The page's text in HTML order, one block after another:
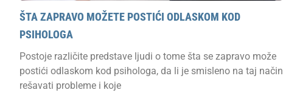
ŠTA ZAPRAVO MOŽETE POSTIĆI ODLASKOM KOD
PSIHOLOGA
Postoje različite predstave ljudi o tome šta se zapravo može
postići odlaskom kod psihologa, da li je smisleno na taj način
rešavati probleme i koje